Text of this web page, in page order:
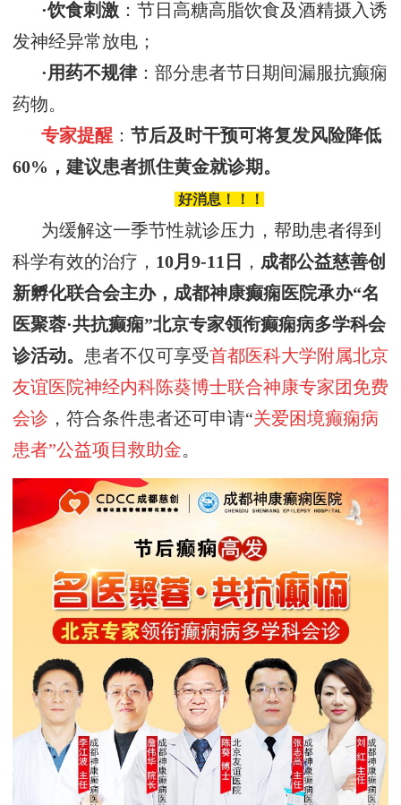
·饮食刺激 ：节日高糖高脂饮食及酒精摄入诱
发神经异常放电；
·用药不规律：部分患者节日期间漏服抗癫痫
药物。
专家提醒 ：节后及时干预可将复发风险降低
60%，建议患者抓住黄金就诊期。
好消息！！！
为缓解这一季节性就诊压力， 帮助患者得到
科学有效的治疗， 10月 9-11 日 ， 成都公益慈善创
新孵化联合会主办， 成都神康癫痫医院承办“名
医聚蓉·共抗癫痫”北京专家领衔癫痫病多学科会
诊活动。 患者不仅可享受首都医科大学附属北京
友谊医院神经内科陈葵博士联合神康专家团免费
会诊 ，符合条件患者还可申请“关爱困境癫痫病
患者”公益项目救助金。